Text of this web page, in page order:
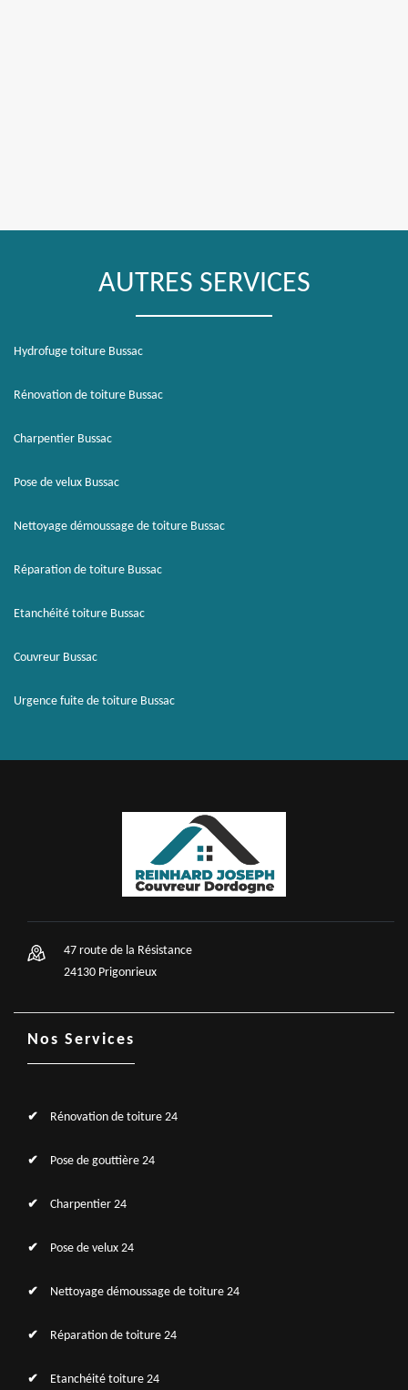
AUTRES SERVICES
Hydrofuge toiture Bussac
Rénovation de toiture Bussac
Charpentier Bussac
Pose de velux Bussac
Nettoyage démoussage de toiture Bussac
Réparation de toiture Bussac
Etanchéité toiture Bussac
Couvreur Bussac
Urgence fuite de toiture Bussac
47 route de la Résistance
24130 Prigonrieux
Nos Services
Rénovation de toiture 24
Pose de gouttière 24
Charpentier 24
Pose de velux 24
Nettoyage démoussage de toiture 24
Réparation de toiture 24
Etanchéité toiture 24